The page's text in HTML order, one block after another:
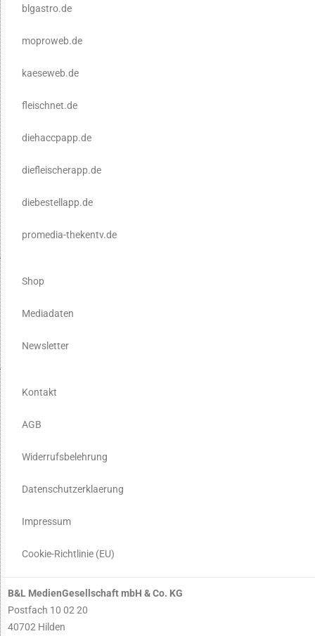
blgastro.de
moproweb.de
kaeseweb.de
fleischnet.de
diehaccpapp.de
diefleischerapp.de
diebestellapp.de
promedia-thekentv.de
Shop
Mediadaten
Newsletter
Kontakt
AGB
Widerrufsbelehrung
Datenschutzerklaerung
Impressum
Cookie-Richtlinie (EU)
B&L MedienGesellschaft mbH & Co. KG
Postfach 10 02 20
40702 Hilden